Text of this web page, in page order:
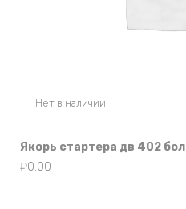
Нет в наличии
Якорь стартера дв 402 бол
₽0.00